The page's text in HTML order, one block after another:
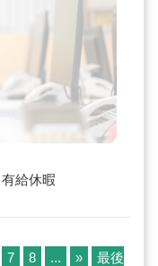
有給休暇
7 8 ... »
最後